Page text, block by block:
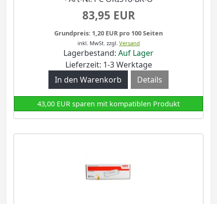
83,95 EUR
Grundpreis: 1,20 EUR pro 100 Seiten
inkl. MwSt. zzgl. Versand
Lagerbestand: Auf Lager
Lieferzeit: 1-3 Werktage
Details
43,00 EUR sparen mit kompatiblen Produkt